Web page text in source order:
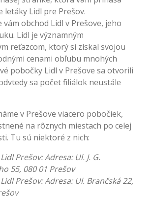
letáky Lidl pre Prešov.
vám obchod Lidl v Prešove, jeho
Lidl je významným
reťazcom, ktorý si získal svojou
cenami obľubu mnohých
pobočky Lidl v Prešove sa otvorili
sa počet filiálok neustále
v Prešove viacero pobočiek,
na rôznych miestach po celej
Tu sú niektoré z nich:
Prešov: Adresa: Ul. J. G.
55, 080 01 Prešov
Prešov: Adresa: Ul. Brančská 22,